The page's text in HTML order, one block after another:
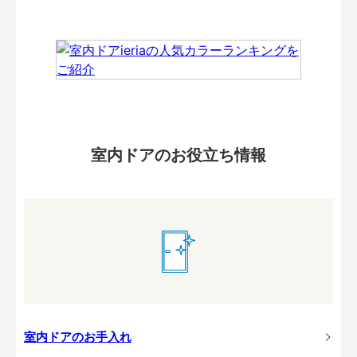
室内ドアのお役立ち情報
室内ドアのお手入れ